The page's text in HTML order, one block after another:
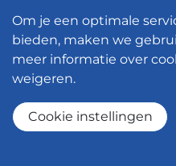
Hanglampen
Bureaustoelen
© 2026 - Meubelen
Om je een optimale
bieden, maken we
meer informatie over
weigeren.
Cookie instellingen